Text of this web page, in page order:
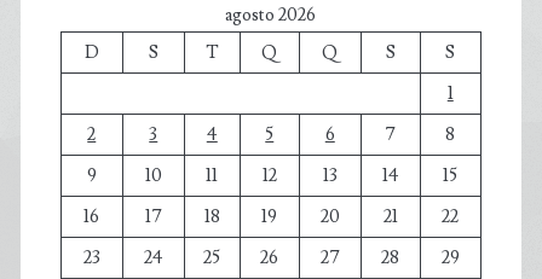
agosto 2026
D
S T Q Q S
S
1
2
3 4 5 6 7
8
9
10 11 12 13 14
15
16
17 18 19 20 21
22
23
24 25 26 27 28
29